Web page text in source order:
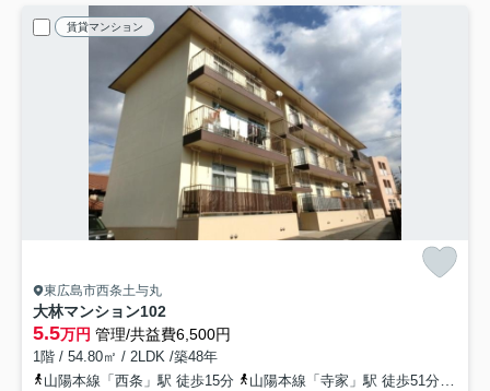
賃貸マンション
東広島市西条土与丸
大林マンション102
5.5万円 管理/共益費6,500円
1階 / 54.80㎡ / 2LDK /築48年
山陽本線「西条」駅 徒歩15分
山陽本線「寺家」駅 徒歩51分